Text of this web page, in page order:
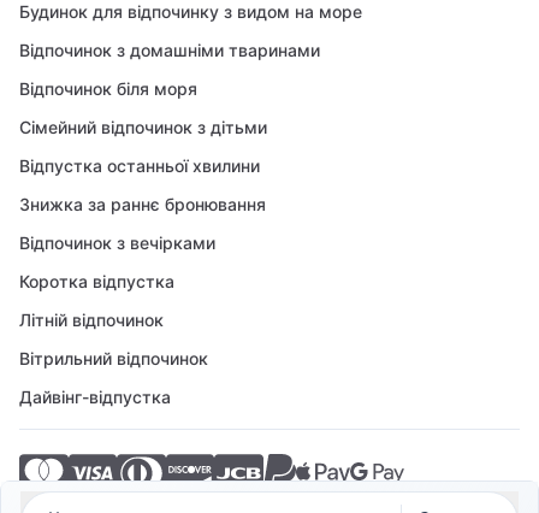
Будинок для відпочинку з видом на море
Відпочинок з домашніми тваринами
Відпочинок біля моря
Сімейний відпочинок з дітьми
Відпустка останньої хвилини
Знижка за раннє бронювання
Відпочинок з вечірками
Коротка відпустка
Літній відпочинок
Вітрильний відпочинок
Дайвінг-відпустка
© 2026 Crovillas GmbH